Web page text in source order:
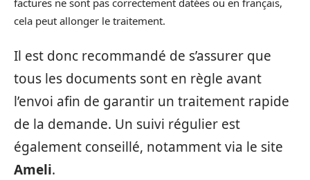
cela peut allonger le traitement.
Il est donc recommandé de s’assurer que
tous les documents sont en règle avant
l’envoi afin de garantir un traitement rapide
de la demande. Un suivi régulier est
également conseillé, notamment via le site
Ameli.